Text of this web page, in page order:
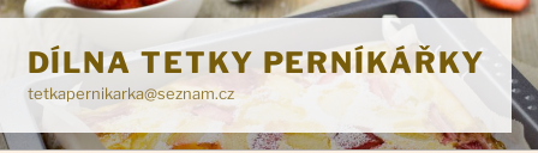
Přejít
obsahu
webu
DÍLNA TETKY PERNÍKÁŘKY
tetkapernikarka@seznam.cz